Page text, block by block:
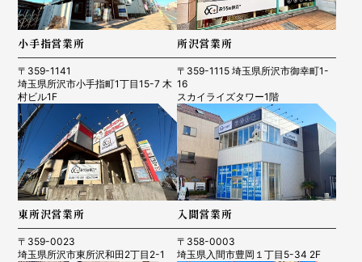
小手指営業所
〒359-1141
埼玉県所沢市小手指町1丁目15-7 木
村ビル1F
所沢営業所
〒359-1115 埼玉県所沢市御幸町1-
16
スカイライズタワー1階
東所沢営業所
〒359-0023
埼玉県所沢市東所沢和田2丁目2-1
入間営業所
〒358-0003
埼玉県入間市豊岡１丁目5-34 2F